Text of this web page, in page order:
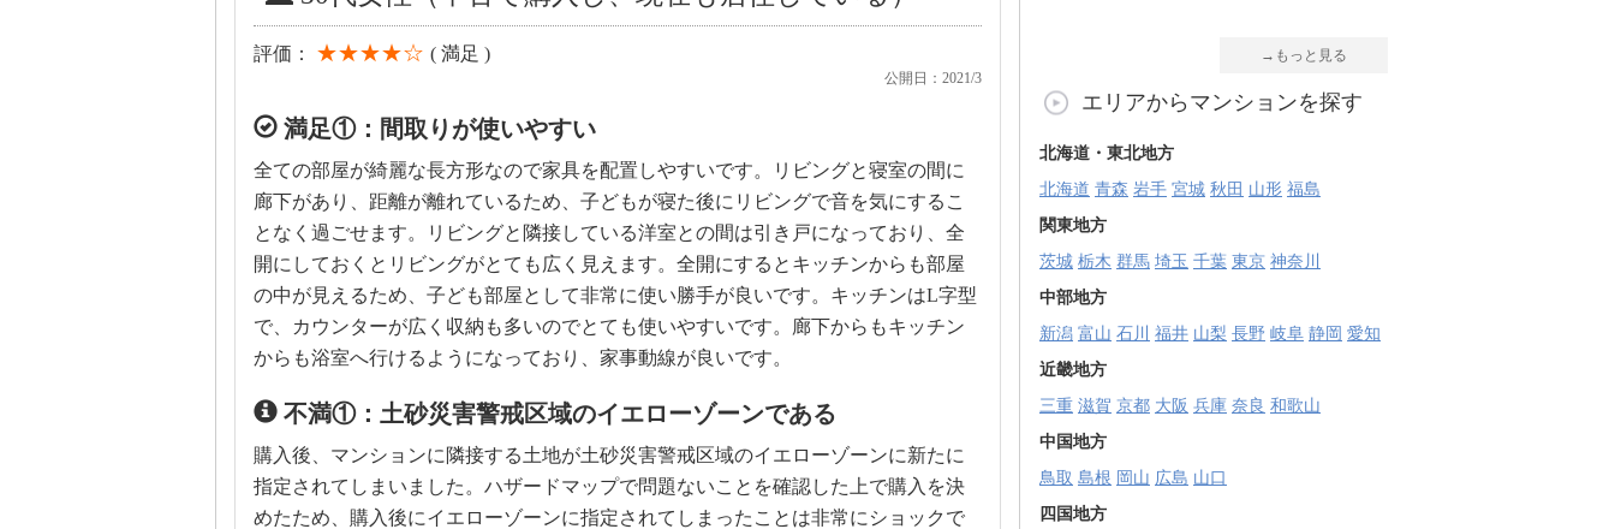
評価： ★★★★☆ ( 満足 )
公開日：2021/3
満足①：間取りが使いやすい
全ての部屋が綺麗な長方形なので家具を配置しやすいです。リビングと寝室の間に
廊下があり、距離が離れているため、子どもが寝た後にリビングで音を気にするこ
となく過ごせます。リビングと隣接している洋室との間は引き戸になっており、全
開にしておくとリビングがとても広く見えます。全開にするとキッチンからも部屋
の中が見えるため、子ども部屋として非常に使い勝手が良いです。キッチンはL字型
で、カウンターが広く収納も多いのでとても使いやすいです。廊下からもキッチン
からも浴室へ行けるようになっており、家事動線が良いです。
不満①：土砂災害警戒区域のイエローゾーンである
購入後、マンションに隣接する土地が土砂災害警戒区域のイエローゾーンに新たに
指定されてしまいました。ハザードマップで問題ないことを確認した上で購入を決
めたため、購入後にイエローゾーンに指定されてしまったことは非常にショックで
→もっと見る
エリアからマンションを探す
北海道・東北地方
北海道 青森 岩手 宮城 秋田 山形 福島
関東地方
茨城 栃木 群馬 埼玉 千葉 東京 神奈川
中部地方
新潟 富山 石川 福井 山梨 長野 岐阜 静岡 愛知
近畿地方
三重 滋賀 京都 大阪 兵庫 奈良 和歌山
中国地方
鳥取 島根 岡山 広島 山口
四国地方